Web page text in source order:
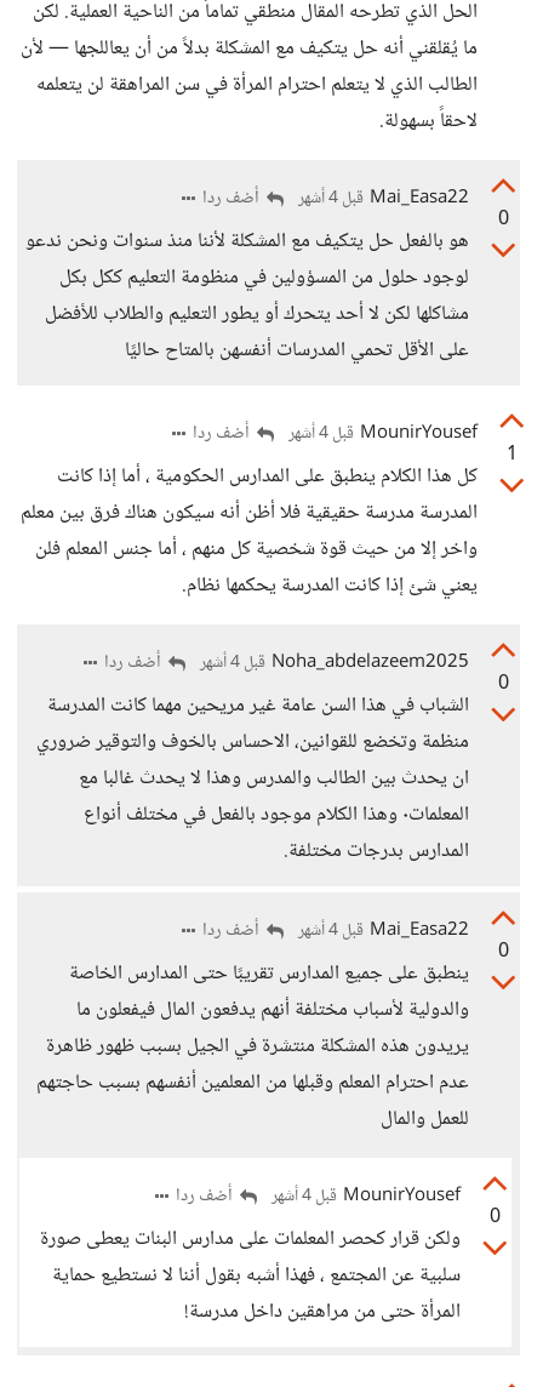
الحل الذي تطرحه المقال منطقي تماماً من الناحية العملية. لكن
ما يُقلقني أنه حل يتكيف مع المشكلة بدلاً من أن يعاللجها — لأن
الطالب الذي لا يتعلم احترام المرأة في سن المراهقة لن يتعلمه
لاحقاً بسهولة.
0
Mai_Easa22 قبل 4 أشهر أضف ردا
هو بالفعل حل يتكيف مع المشكلة لأننا منذ سنوات ونحن ندعو
لوجود حلول من المسؤولين في منظومة التعليم ككل بكل
مشاكلها لكن لا أحد يتحرك أو يطور التعليم والطلاب للأفضل
على الأقل تحمي المدرسات أنفسهن بالمتاح حاليًا
1
MounirYousef قبل 4 أشهر أضف ردا
كل هذا الكلام ينطبق على المدارس الحكومية ، أما إذا كانت
المدرسة مدرسة حقيقية فلا أظن أنه سيكون هناك فرق بين معلم
واخر إلا من حيث قوة شخصية كل منهم ، أما جنس المعلم فلن
يعني شئ إذا كانت المدرسة يحكمها نظام.
0
Noha_abdelazeem2025 قبل 4 أشهر أضف ردا
الشباب في هذا السن عامة غير مريحين مهما كانت المدرسة
منظمة وتخضع للقوانين، الاحساس بالخوف والتوقير ضروري
ان يحدث بين الطالب والمدرس وهذا لا يحدث غالبا مع
المعلمات٠ وهذا الكلام موجود بالفعل في مختلف أنواع
المدارس بدرجات مختلفة.
0
Mai_Easa22 قبل 4 أشهر أضف ردا
ينطبق على جميع المدارس تقريبًا حتى المدارس الخاصة
والدولية لأسباب مختلفة أنهم يدفعون المال فيفعلون ما
يريدون هذه المشكلة منتشرة في الجيل بسبب ظهور ظاهرة
عدم احترام المعلم وقبلها من المعلمين أنفسهم بسبب حاجتهم
للعمل والمال
0
MounirYousef قبل 4 أشهر أضف ردا
ولكن قرار كحصر المعلمات على مدارس البنات يعطى صورة
سلبية عن المجتمع ، فهذا أشبه بقول أننا لا نستطيع حماية
المرأة حتى من مراهقين داخل مدرسة!